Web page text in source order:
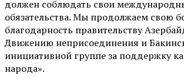
должен соблюдать свои
обязательства. Мы продолжаем свою
благодарность правительству
Движению неприсоединения и
инициативной группе за поддержку
народа».